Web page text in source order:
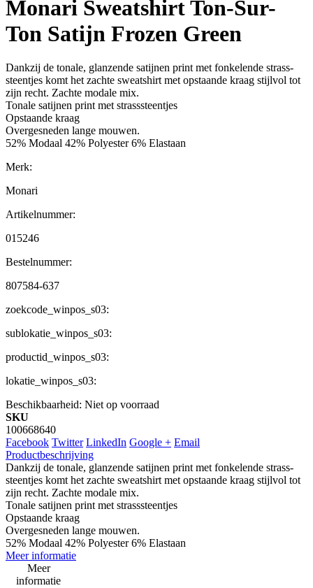
Monari Sweatshirt Ton-Sur-
Ton Satijn Frozen Green
Dankzij de tonale, glanzende satijnen print met fonkelende strass-
steentjes komt het zachte sweatshirt met opstaande kraag stijlvol tot
zijn recht. Zachte modale mix.
Tonale satijnen print met strasssteentjes
Opstaande kraag
Overgesneden lange mouwen.
52% Modaal 42% Polyester 6% Elastaan
Merk:
Monari
Artikelnummer:
015246
Bestelnummer:
807584-637
zoekcode_winpos_s03:
sublokatie_winpos_s03:
productid_winpos_s03:
lokatie_winpos_s03:
Beschikbaarheid: Niet op voorraad
SKU
100668640
Facebook Twitter LinkedIn Google + Email
Productbeschrijving
Dankzij de tonale, glanzende satijnen print met fonkelende strass-
steentjes komt het zachte sweatshirt met opstaande kraag stijlvol tot
zijn recht. Zachte modale mix.
Tonale satijnen print met strasssteentjes
Opstaande kraag
Overgesneden lange mouwen.
52% Modaal 42% Polyester 6% Elastaan
Meer informatie
Meer
informatie